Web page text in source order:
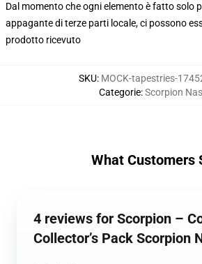
Dal momento che ogni elemento è fatto solo
appagante di terze parti locale, ci possono
prodotto ricevuto
SKU: MOCK-tapestries-
Categorie:Scorpion
What Customers
4 reviews for Scorpion –
Collector’s Pack Scorpion